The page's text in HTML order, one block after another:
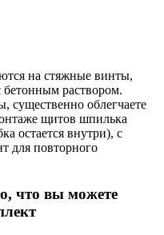
на стяжные винты,
бетонным раствором.
существенно облегчаете
щитов шпилька
остается внутри), с
для повторного
что вы можете